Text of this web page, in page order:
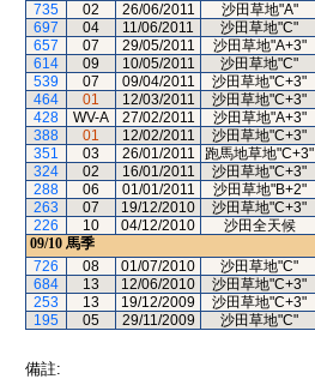
735
02 26/06/2011 沙田草地"A"
697
04 11/06/2011 沙田草地"C"
657
07 29/05/2011 沙田草地"A+3"
614
09 10/05/2011 沙田草地"C"
539
07 09/04/2011 沙田草地"C+3"
464
01 12/03/2011 沙田草地"C+3"
428
WV-A 27/02/2011 沙田草地"A+3"
388
01 12/02/2011 沙田草地"C+3"
351
03 26/01/2011 跑馬地草地"C+3"
324
02 16/01/2011 沙田草地"C+3"
288
06 01/01/2011 沙田草地"B+2"
263
07 19/12/2010 沙田草地"C+3"
226
10 04/12/2010 沙田全天候
09/10 馬季
726
08 01/07/2010 沙田草地"C"
684
13 12/06/2010 沙田草地"C+3"
253
13 19/12/2009 沙田草地"C+3"
195
05 29/11/2009 沙田草地"C"
備註: